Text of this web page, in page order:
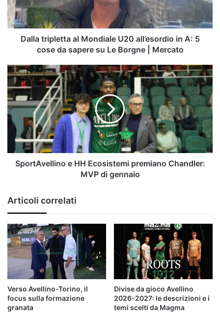
in
A:
5
cose
su
Le
Borgne
|
Mercato
Dalla tripletta al Mondiale U20 all’esordio in A: 5
cose da sapere su Le Borgne | Mercato
SportAvellino
e
HH
Ecosistemi
premiano
Chandler:
MVP
gennaio
SportAvellino e HH Ecosistemi premiano Chandler:
MVP di gennaio
Articoli correlati
Verso Avellino-Torino, il
focus sulla formazione
granata
Divise da gioco Avellino
2026-2027: le descrizioni e i
temi scelti da Magma